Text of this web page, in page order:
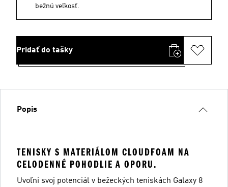
bežnú veľkosť.
Pridať do tašky
Popis
TENISKY S MATERIÁLOM CLOUDFOAM NA
CELODENNÉ POHODLIE A OPORU.
Uvoľni svoj potenciál v bežeckých teniskách Galaxy 8